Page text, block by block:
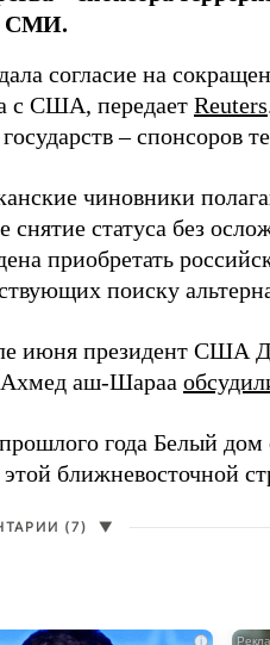
СМИ.
согласие на
с США, передает Reuters
– спонсоров
чиновники
снятие статуса без
приобретать
поиску
июня президент США
аш-Шараа
года Белый
ближневосточной
(7) ▼
i